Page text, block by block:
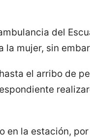
del
la mujer, sin
el arribo de
en la estación,